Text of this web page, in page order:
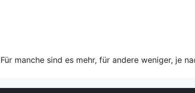
manche sind es mehr, für andere weniger, je